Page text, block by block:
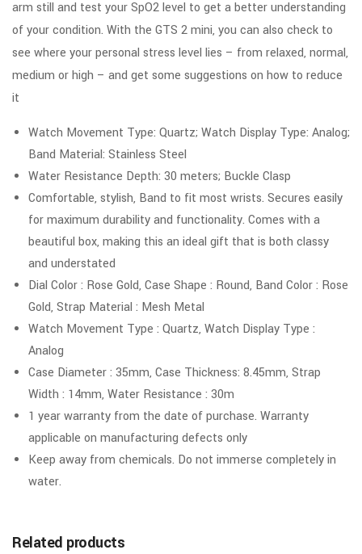
arm still and test your SpO2 level to get a better understanding
of your condition. With the GTS 2 mini, you can also check to
see where your personal stress level lies – from relaxed, normal,
medium or high – and get some suggestions on how to reduce
it
Watch Movement Type: Quartz; Watch Display Type: Analog;
Band Material: Stainless Steel
Water Resistance Depth: 30 meters; Buckle Clasp
Comfortable, stylish, Band to fit most wrists. Secures easily
for maximum durability and functionality. Comes with a
beautiful box, making this an ideal gift that is both classy
and understated
Dial Color : Rose Gold, Case Shape : Round, Band Color : Rose
Gold, Strap Material : Mesh Metal
Watch Movement Type : Quartz, Watch Display Type :
Analog
Case Diameter : 35mm, Case Thickness: 8.45mm, Strap
Width : 14mm, Water Resistance : 30m
1 year warranty from the date of purchase. Warranty
applicable on manufacturing defects only
Keep away from chemicals. Do not immerse completely in
water.
Related products